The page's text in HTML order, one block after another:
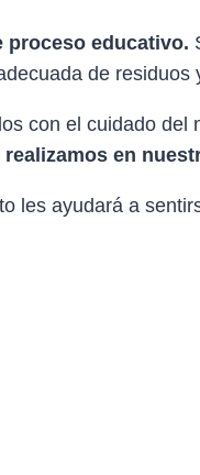
proceso educativo.
de residuos
con el cuidado del
en
les ayudará a